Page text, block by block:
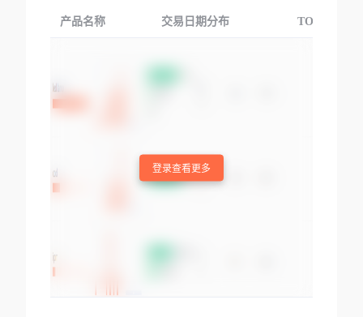
产品名称 交易日期分布 TOP3交易国
登录查看更多